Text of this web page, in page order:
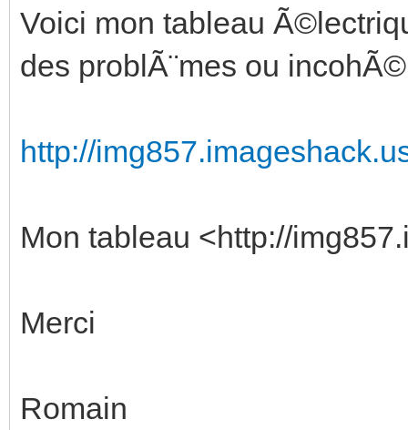
Voici mon tableau
des problÃ¨mes ou
http://
Mon tableau <http://
Merci
Romain